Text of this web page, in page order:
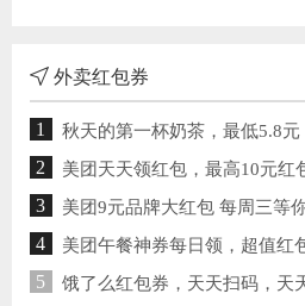
外卖红包券
1
秋天的第一杯奶茶，最低5.8元
2
美团天天领红包，最高10元红
3
美团9元品牌大红包 每周三等
4
美团午餐神券每日领，超值红
5
饿了么红包券，天天扫码，天